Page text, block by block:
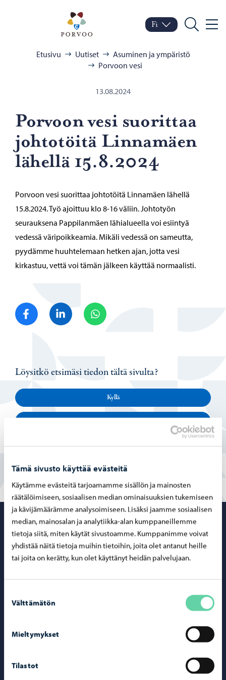
Tämä sivusto käyttää evästeitä
Käytämme evästeitä tarjoamamme sisällön ja mainosten
räätälöimiseen, sosiaalisen median ominaisuuksien tukemiseen
ja kävijämäärämme analysoimiseen. Lisäksi jaamme sosiaalisen
median, mainosalan ja analytiikka-alan kumppaneillemme
tietoja siitä, miten käytät sivustoamme. Kumppanimme voivat
yhdistää näitä tietoja muihin tietoihin, joita olet antanut heille
tai joita on kerätty, kun olet käyttänyt heidän palvelujaan.
valinta
Välttämätön
Mieltymykset
Tilastot
Porvoo – Siirry
Vaihda kieltä
Nykyinen kieli: Suomi
Fi
Hae
Etusivu Uutiset
Asuminen ja ympäristö
Porvoon vesi
13.08.2024
Por­voon vesi suo­rit­taa
joh­to­töi­tä Lin­na­mäen
lä­hel­lä 15.8.2024
Porvoon vesi suorittaa johtotöitä Linnamäen lähellä
15.8.2024. Työ ajoittuu klo 8-16 väliin. Johtotyön
seurauksena Pappilanmäen lähialueella voi esiintyä
vedessä väripoikkeamia. Mikäli vedessä on sameutta,
pyydämme huuhtelemaan hetken ajan, jotta vesi
kirkastuu, vettä voi tämän jälkeen käyttää normaalisti.
Jaa FacebookJaa LinkedIn
Löysitkö etsimäsi tiedon tältä sivulta?
Kyllä
Osittain
En
Porvoo –
Yhteystiedot
Porvoo-info
Yhteystietohakemisto